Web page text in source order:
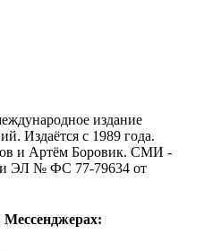
издание
Издаётся с 1989 года.
и Артём Боровик. CМИ -
ЭЛ № ФС 77-79634 от